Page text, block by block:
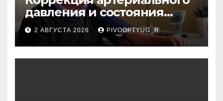
давления и состояния
сосудов в профилактике
инсульта
2 АВГУСТА 2026 PIVOOPTYUG_R